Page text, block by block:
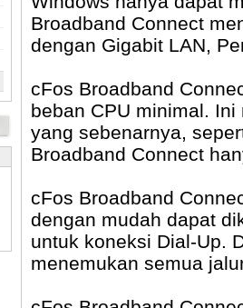
Broadband Connect
dengan Gigabit LAN,
cFos Broadband
beban CPU minimal.
yang sebenarnya,
Broadband Connect
cFos Broadband
dengan mudah dapat
untuk koneksi Dial-Up.
menemukan semua